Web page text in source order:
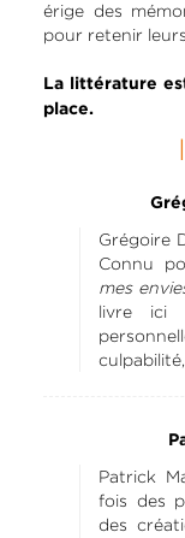
érige des
pour retenir
La littérature
place.
Grégoire
Connu
mes
livre ici
Patrick
fois des
des